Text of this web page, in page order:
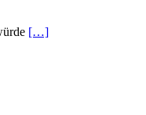
[…]